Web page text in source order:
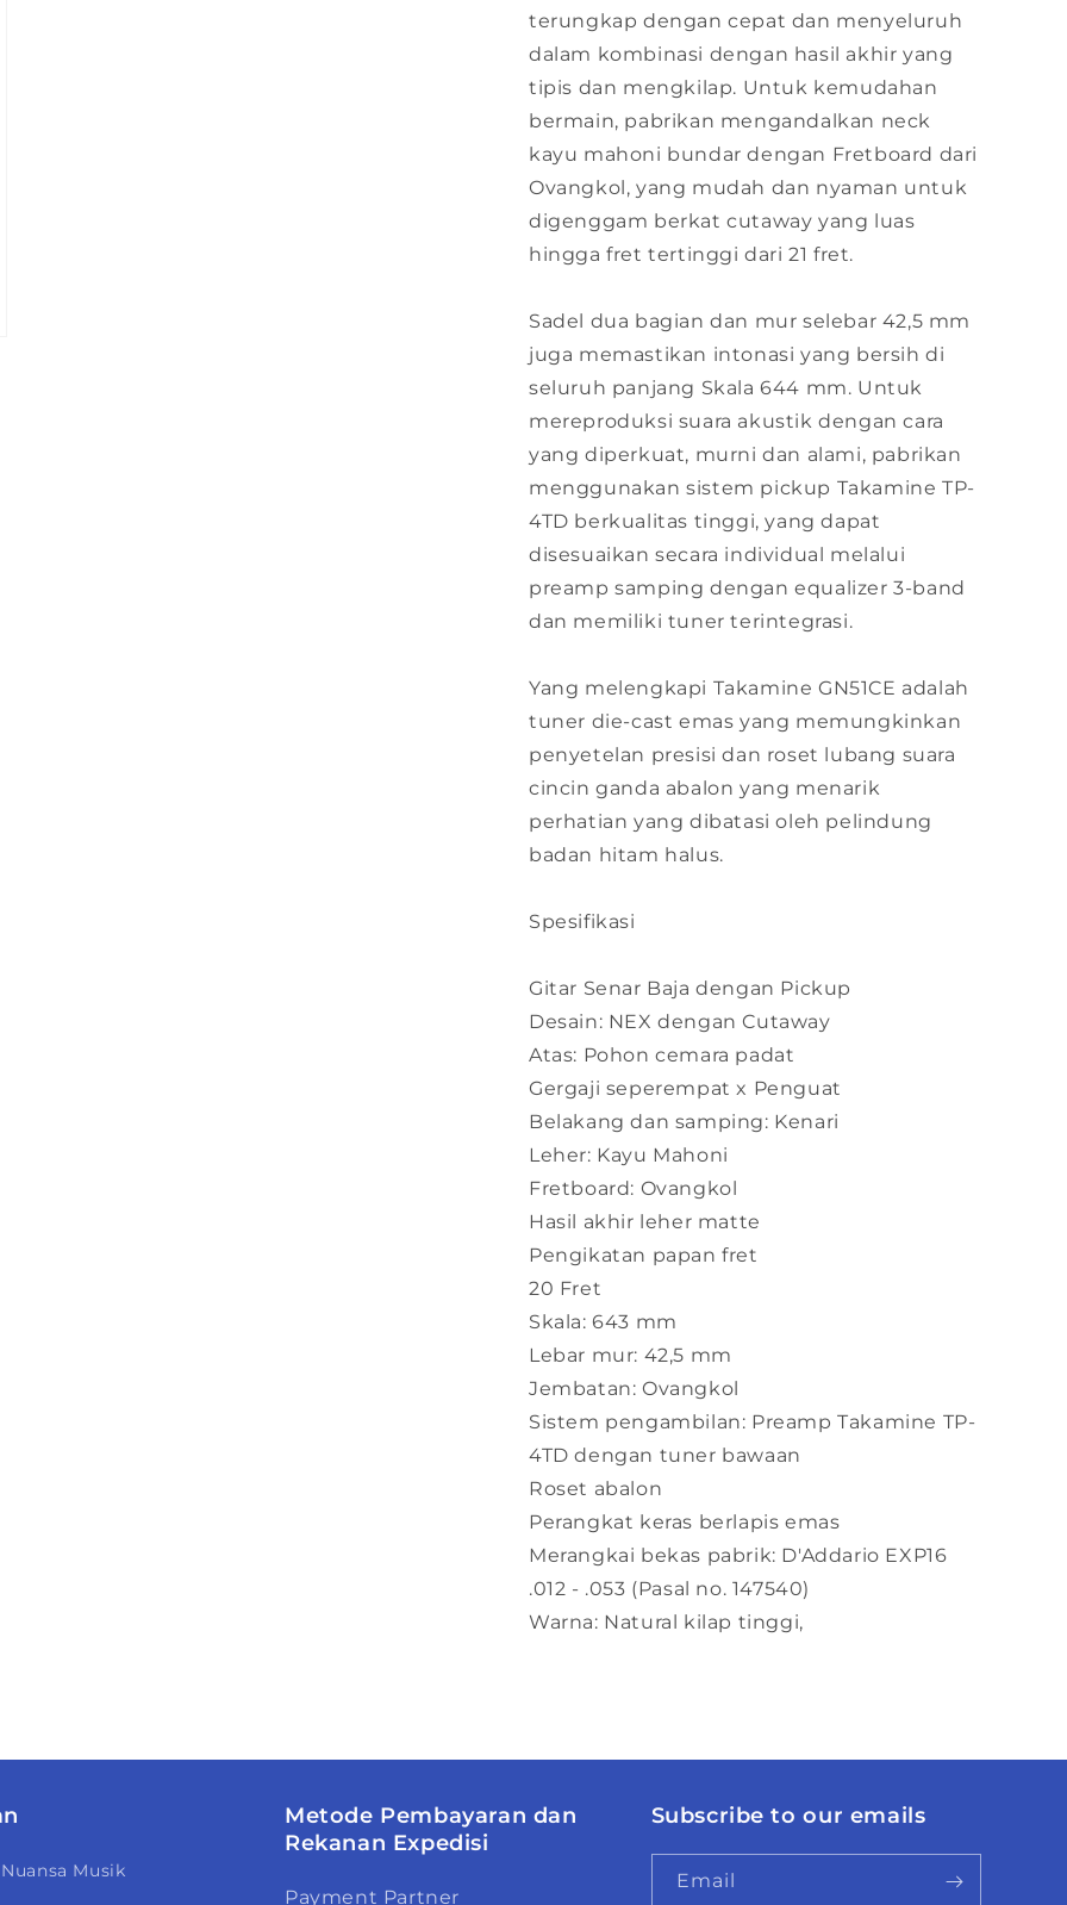
terungkap dengan cepat dan menyeluruh
dalam kombinasi dengan hasil akhir yang
tipis dan mengkilap. Untuk kemudahan
bermain, pabrikan mengandalkan neck
kayu mahoni bundar dengan Fretboard dari
Ovangkol, yang mudah dan nyaman untuk
digenggam berkat cutaway yang luas
hingga fret tertinggi dari 21 fret.
Sadel dua bagian dan mur selebar 42,5 mm
juga memastikan intonasi yang bersih di
seluruh panjang Skala 644 mm. Untuk
mereproduksi suara akustik dengan cara
yang diperkuat, murni dan alami, pabrikan
menggunakan sistem pickup Takamine TP-
4TD berkualitas tinggi, yang dapat
disesuaikan secara individual melalui
preamp samping dengan equalizer 3-band
dan memiliki tuner terintegrasi.
Yang melengkapi Takamine GN51CE adalah
tuner die-cast emas yang memungkinkan
penyetelan presisi dan roset lubang suara
cincin ganda abalon yang menarik
perhatian yang dibatasi oleh pelindung
badan hitam halus.
Spesifikasi
Gitar Senar Baja dengan Pickup
Desain: NEX dengan Cutaway
Atas: Pohon cemara padat
Gergaji seperempat x Penguat
Belakang dan samping: Kenari
Leher: Kayu Mahoni
Fretboard: Ovangkol
Hasil akhir leher matte
Pengikatan papan fret
20 Fret
Skala: 643 mm
Lebar mur: 42,5 mm
Jembatan: Ovangkol
Sistem pengambilan: Preamp Takamine TP-
4TD dengan tuner bawaan
Roset abalon
Perangkat keras berlapis emas
Merangkai bekas pabrik: D'Addario EXP16
.012 - .053 (Pasal no. 147540)
Warna: Natural kilap tinggi,
Musik
Metode Pembayaran dan
Rekanan Expedisi
Payment Partner
Subscribe to our emails
Email